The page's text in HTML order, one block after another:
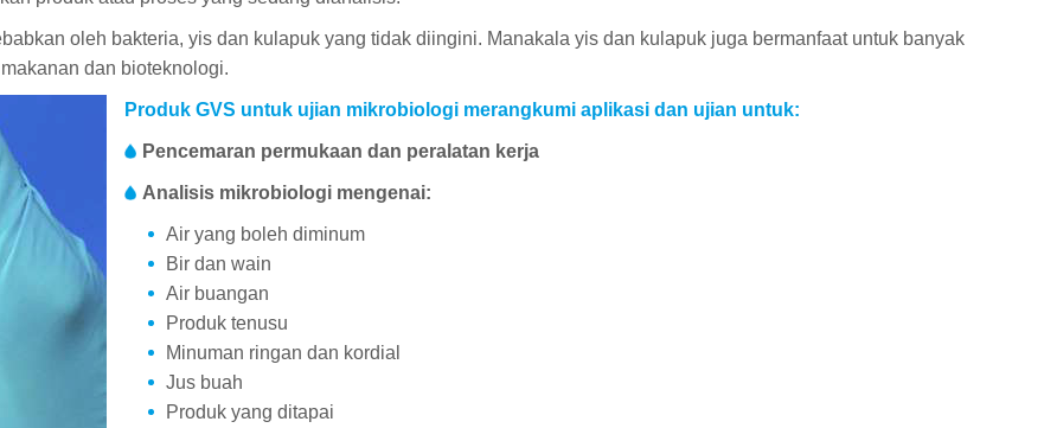
oleh bakteria, yis dan kulapuk yang tidak diingini. Manakala yis dan kulapuk juga bermanfaat untuk banyak
dan bioteknologi.
Produk GVS untuk ujian mikrobiologi merangkumi aplikasi dan ujian untuk:
Pencemaran permukaan dan peralatan kerja
Analisis mikrobiologi mengenai:
Air yang boleh diminum
Bir dan wain
Air buangan
Produk tenusu
Minuman ringan dan kordial
Jus buah
Produk yang ditapai